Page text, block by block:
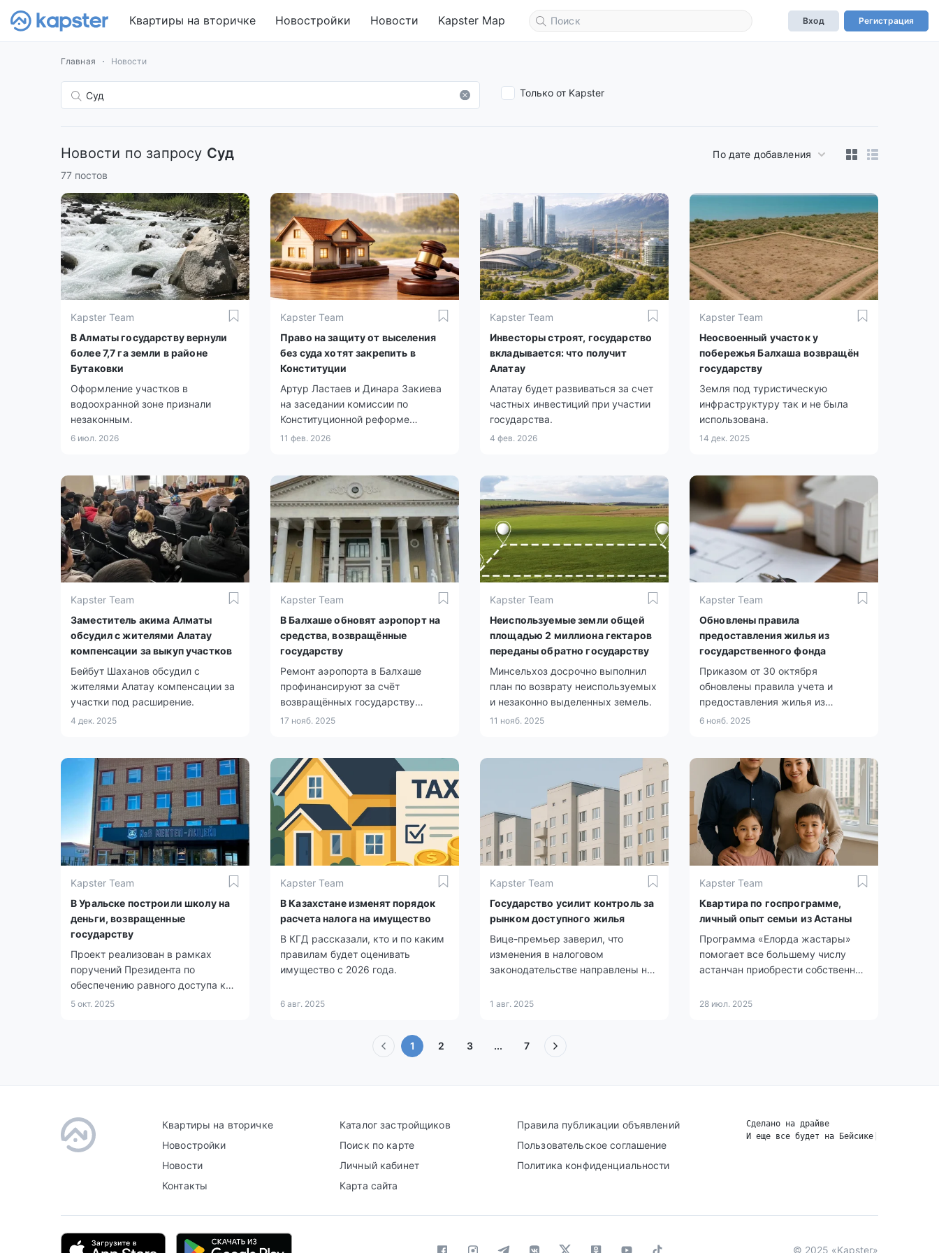
Квартиры на вторичке Новостройки Новости Kapster Map Вход Регистрация
Главная Новости
Только от Kapster
Новости по запросу Суд
По дате добавления
77 постов
Kapster Team
В Алматы государству вернули
более 7,7 га земли в районе
Бутаковки
Оформление участков в
водоохранной зоне признали
незаконным.
6 июл. 2026
Kapster Team
Право на защиту от выселения
без суда хотят закрепить в
Конституции
Артур Ластаев и Динара Закиева
на заседании комиссии по
Конституционной реформе
подняли вопрос ужесточения
11 фев. 2026
Kapster Team
Инвесторы строят, государство
вкладывается: что получит
Алатау
Алатау будет развиваться за счет
частных инвестиций при участии
государства.
4 фев. 2026
Kapster Team
Неосвоенный участок у
побережья Балхаша возвращён
государству
Земля под туристическую
инфраструктуру так и не была
использована.
14 дек. 2025
Kapster Team
Заместитель акима Алматы
обсудил с жителями Алатау
компенсации за выкуп участков
Бейбут Шаханов обсудил с
жителями Алатау компенсации за
участки под расширение.
4 дек. 2025
Kapster Team
В Балхаше обновят аэропорт на
средства, возвращённые
государству
Ремонт аэропорта в Балхаше
профинансируют за счёт
возвращённых государству
средств.
17 нояб. 2025
Kapster Team
Неиспользуемые земли общей
площадью 2 миллиона гектаров
переданы обратно государству
Минсельхоз досрочно выполнил
план по возврату неиспользуемых
и незаконно выделенных земель.
11 нояб. 2025
Kapster Team
Обновлены правила
предоставления жилья из
государственного фонда
Приказом от 30 октября
обновлены правила учета и
предоставления жилья из
госфонда.
6 нояб. 2025
Kapster Team
В Уральске построили школу на
деньги, возвращенные
государству
Проект реализован в рамках
поручений Президента по
обеспечению равного доступа к
качественному образованию.
5 окт. 2025
Kapster Team
В Казахстане изменят порядок
расчета налога на имущество
В КГД рассказали, кто и по каким
правилам будет оценивать
имущество с 2026 года.
6 авг. 2025
Kapster Team
Государство усилит контроль за
рынком доступного жилья
Вице-премьер заверил, что
изменения в налоговом
законодательстве направлены на
строительной отрасли и не
продолжит регулировать цены в
1 авг. 2025
Kapster Team
Квартира по госпрограмме,
личный опыт семьи из Астаны
Программа «Елорда жастары»
помогает все большему числу
астанчан приобрести собственное
28 июл. 2025
1 (текущая)
2 3 ... 7
Квартиры на вторичке
Новостройки
Новости
Контакты
Каталог застройщиков
Поиск по карте
Личный кабинет
Карта сайта
Правила публикации объявлений
Пользовательское соглашение
Политика конфиденциальности
Сделано на драйве
И еще все будет на Бейсике
© 2025 «Kapster»